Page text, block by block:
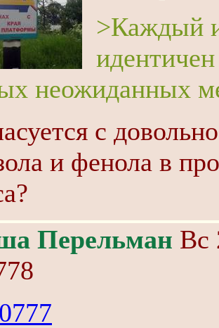
>Каждый
неожиданных
с
и фенола в
Перельман Вс